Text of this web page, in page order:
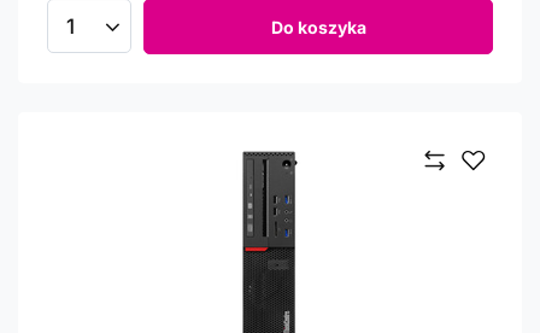
Ilość produktów Do koszyka